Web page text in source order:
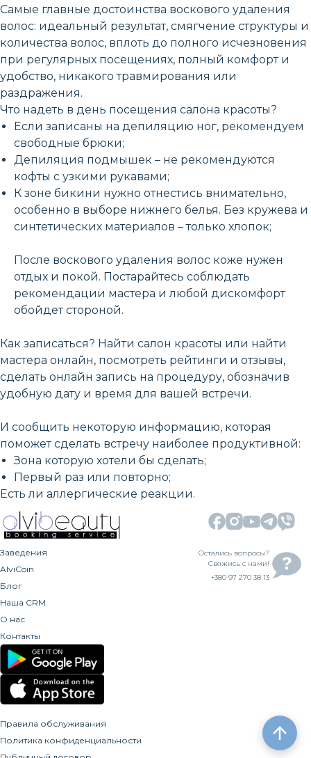
Самые главные достоинства воскового удаления
волос: идеальный результат, смягчение структуры и
количества волос, вплоть до полного исчезновения
при регулярных посещениях, полный комфорт и
удобство, никакого травмирования или
раздражения.
Что надеть в день посещения салона красоты?
Если записаны на депиляцию ног, рекомендуем
свободные брюки;
Депиляция подмышек – не рекомендуются
кофты с узкими рукавами;
К зоне бикини нужно отнестись внимательно,
особенно в выборе нижнего белья. Без кружева и
синтетических материалов – только хлопок;
После воскового удаления волос коже нужен
отдых и покой. Постарайтесь соблюдать
рекомендации мастера и любой дискомфорт
обойдет стороной.
Как записаться? Найти салон красоты или найти
мастера онлайн, посмотреть рейтинги и отзывы,
сделать онлайн запись на процедуру, обозначив
удобную дату и время для вашей встречи.
И сообщить некоторую информацию, которая
поможет сделать встречу наиболее продуктивной:
Зона которую хотели бы сделать;
Первый раз или повторно;
Есть ли аллергические реакции.
Заведения
AlviCoin
Блог
Наша CRM
О нас
Контакты
Остались вопросы?
Свяжись с нами!
+380 97 270 38 13
Правила обслуживания
Политика конфиденциальности